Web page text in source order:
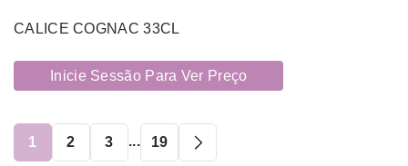
CALICE COGNAC 33CL
Inicie Sessão Para Ver Preço
1 2 3 ... 19